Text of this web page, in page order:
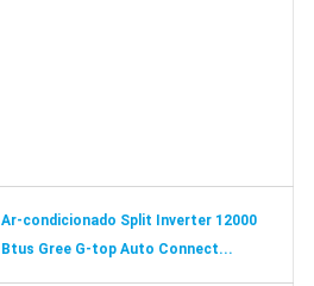
Ar-condicionado Split Inverter 12000
Btus Gree G-top Auto Connect...